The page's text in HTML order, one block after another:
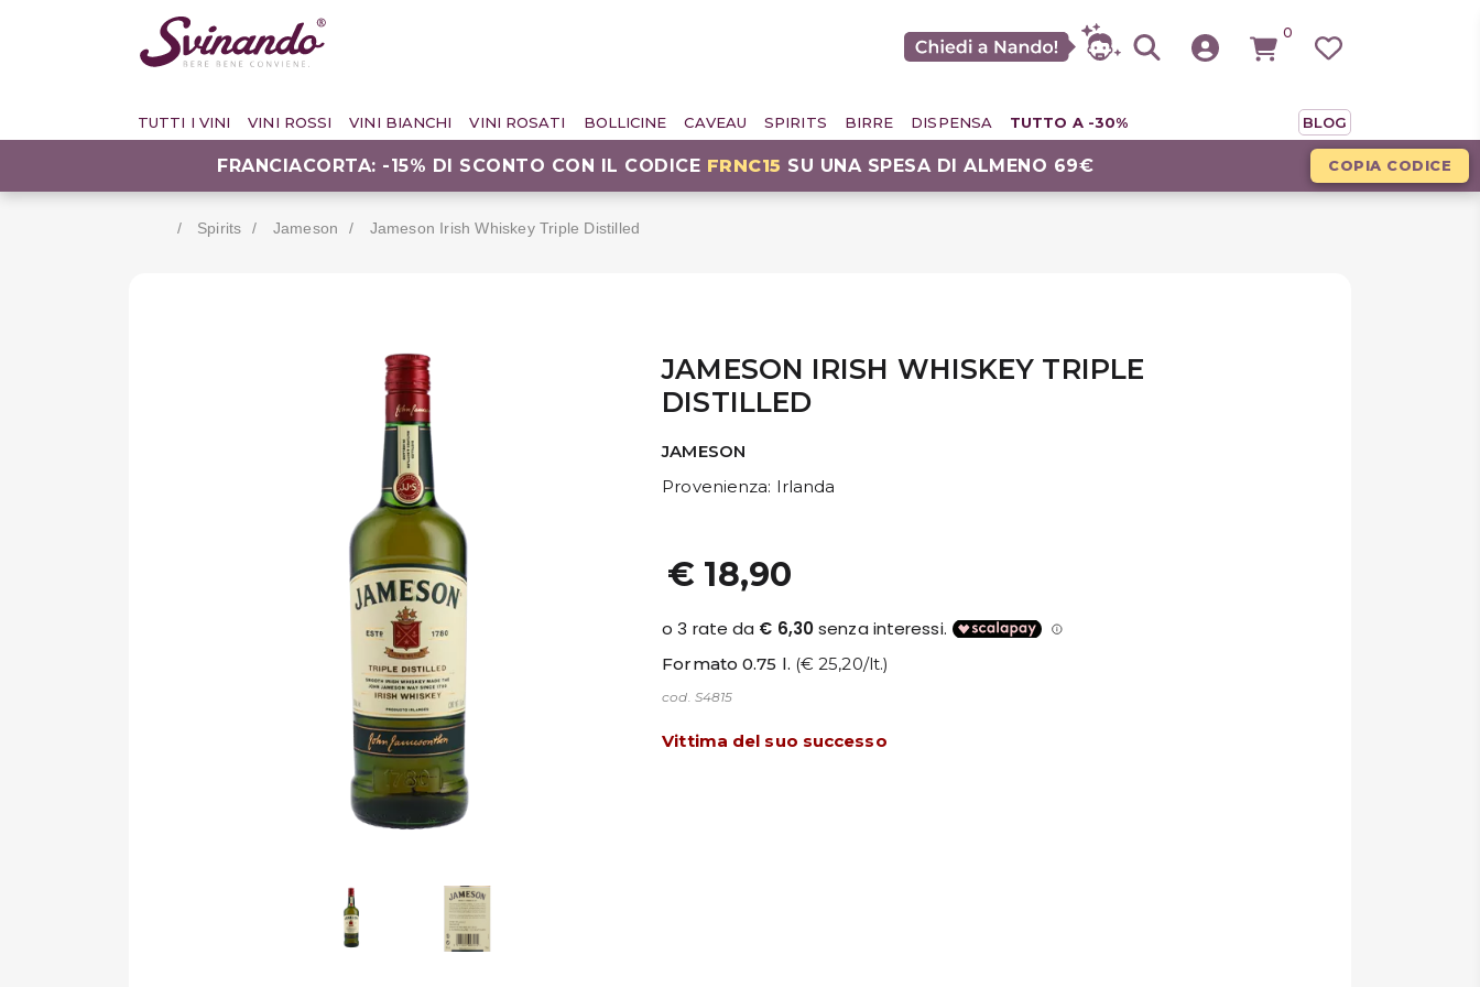
0
TUTTI I VINI VINI ROSSI VINI BIANCHI VINI ROSATI BOLLICINE CAVEAU SPIRITS BIRRE DISPENSA TUTTO A -30% BLOG
FRANCIACORTA: -15% DI SCONTO CON IL CODICE FRNC15 SU UNA SPESA DI ALMENO 69€ COPIA CODICE
Spirits Jameson Jameson Irish Whiskey Triple Distilled
JAMESON IRISH WHISKEY TRIPLE
DISTILLED
JAMESON
Provenienza: Irlanda
€ 18,90
Formato 0.75 l. (€ 25,20/lt.)
cod. S4815
Vittima del suo successo